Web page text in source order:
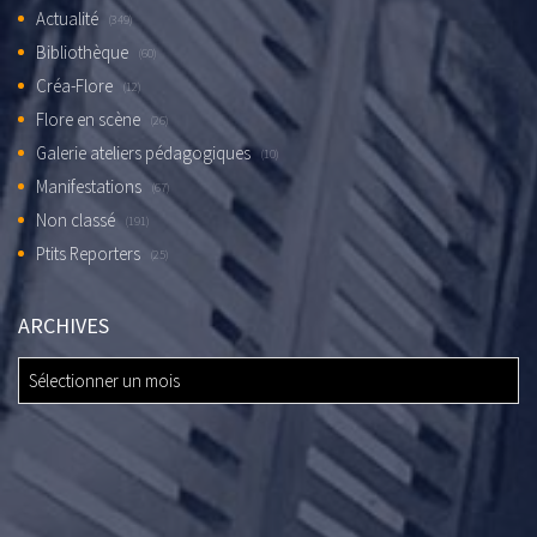
Actualité (349)
Bibliothèque (60)
Créa-Flore (12)
Flore en scène (26)
Galerie ateliers pédagogiques (10)
Manifestations (67)
Non classé (191)
Ptits Reporters (25)
ARCHIVES
ARCHIVES